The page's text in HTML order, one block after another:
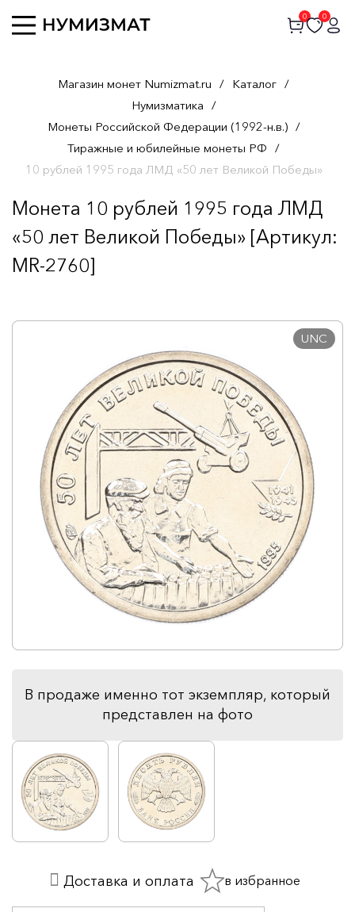
0 0
Магазин монет Numizmat.ru / Каталог /
Нумизматика /
Монеты Российской Федерации (1992-н.в.) /
Тиражные и юбилейные монеты РФ /
10 рублей 1995 года ЛМД «50 лет Великой Победы»
Монета 10 рублей 1995 года ЛМД
«50 лет Великой Победы» [Артикул:
MR-2760]
UNC
В продаже именно тот экземпляр, который
представлен на фото
Доставка и оплата в избранное